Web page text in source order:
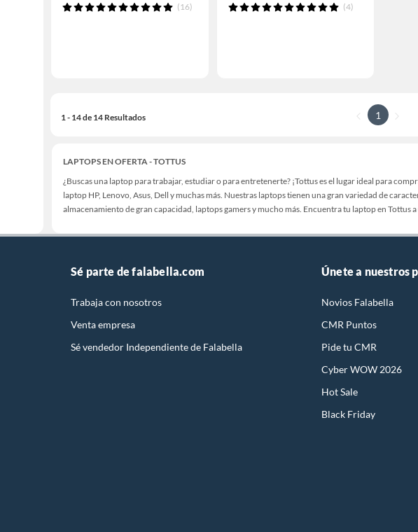
(16) (4)
1 - 14 de 14 Resultados 1
LAPTOPS EN OFERTA - TOTTUS
¿Buscas una laptop para trabajar, estudiar o para entretenerte? ¡Tottus es el lugar ideal para
laptop HP, Lenovo, Asus, Dell y muchas más. Nuestras laptops tienen una gran variedad de
almacenamiento de gran capacidad, laptops gamers y mucho más. Encuentra tu laptop en Tottus
Sé parte de falabella.com
Trabaja con nosotros
Venta empresa
Sé vendedor Independiente de Falabella
Únete a nuestros
Novios Falabella
CMR Puntos
Pide tu CMR
Cyber WOW 2026
Hot Sale
Black Friday